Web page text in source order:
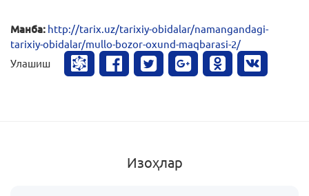
Манба: http://tarix.uz/tarixiy-obidalar/namangandagi-
tarixiy-obidalar/mullo-bozor-oxund-maqbarasi-2/
Улашиш
Изоҳлар